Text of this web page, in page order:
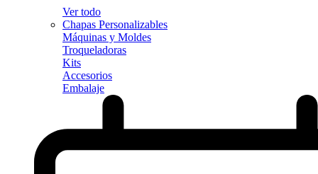
Ver todo
Chapas Personalizables
Máquinas y Moldes
Troqueladoras
Kits
Accesorios
Embalaje